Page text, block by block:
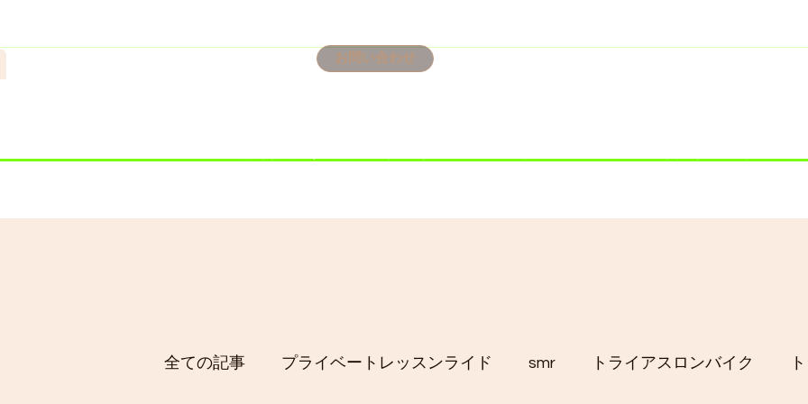
お問い合わせ
全ての記事 プライベートレッスンライド smr トライアスロンバイク